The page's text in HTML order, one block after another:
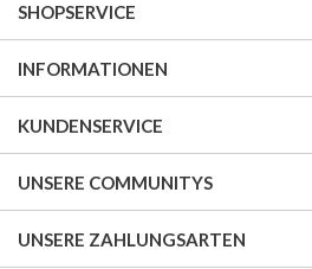
SHOPSERVICE
INFORMATIONEN
KUNDENSERVICE
UNSERE COMMUNITYS
UNSERE ZAHLUNGSARTEN